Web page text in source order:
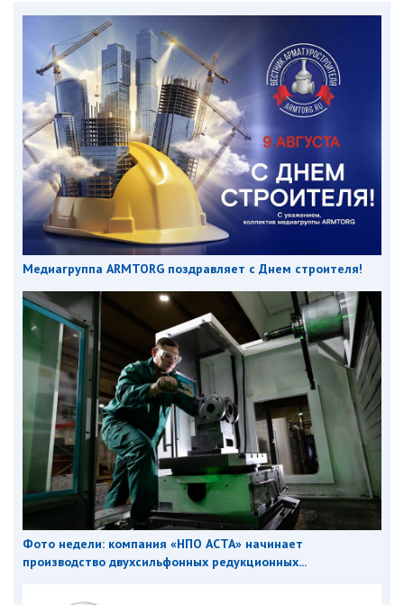
Медиагруппа ARMTORG поздравляет с Днем строителя!
Фото недели: компания «НПО АСТА» начинает
производство двухсильфонных редукционных...